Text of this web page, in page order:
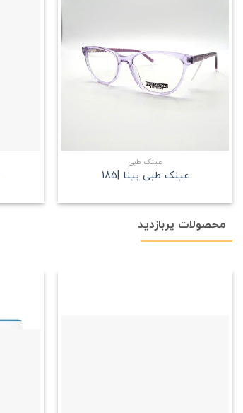
مندی
عینک طبی
عینک طبی بینا |185
محصولات پربازدید